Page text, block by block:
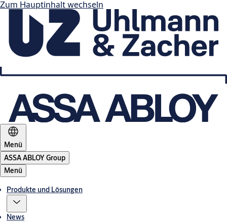
Zum Hauptinhalt wechseln
Menü
ASSA ABLOY Group
Menü
Produkte und Lösungen
News